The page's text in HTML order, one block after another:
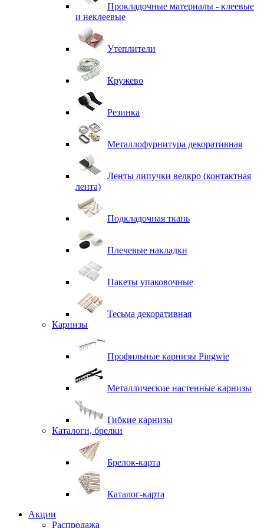
Прокладочные материалы - клеевые
и неклеевые
Утеплители
Кружево
Резинка
Металлофурнитура декоративная
Ленты липучки велкро (контактная
лента)
Подкладочная ткань
Плечевые накладки
Пакеты упаковочные
Тесьма декоративная
Карнизы
Профильные карнизы Pingwie
Металлические настенные карнизы
Гибкие карнизы
Каталоги, брелки
Брелок-карта
Каталог-карта
Акции
Распродажа